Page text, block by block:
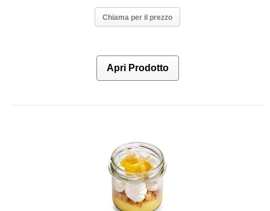
Chiama per il prezzo
Apri Prodotto